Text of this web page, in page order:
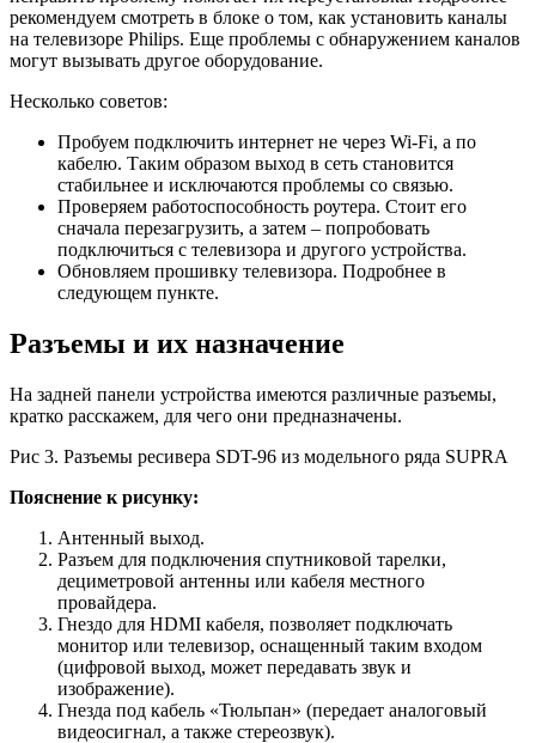
рекомендуем смотреть в блоке о том, как установить каналы
на телевизоре Philips. Еще проблемы с обнаружением каналов
могут вызывать другое оборудование.
Несколько советов:
Пробуем подключить интернет не через Wi-Fi, а по
кабелю. Таким образом выход в сеть становится
стабильнее и исключаются проблемы со связью.
Проверяем работоспособность роутера. Стоит его
сначала перезагрузить, а затем – попробовать
подключиться с телевизора и другого устройства.
Обновляем прошивку телевизора. Подробнее в
следующем пункте.
Разъемы и их назначение
На задней панели устройства имеются различные разъемы,
кратко расскажем, для чего они предназначены.
Рис 3. Разъемы ресивера SDT-96 из модельного ряда SUPRA
Пояснение к рисунку:
Антенный выход.
Разъем для подключения спутниковой тарелки,
дециметровой антенны или кабеля местного
провайдера.
Гнездо для HDMI кабеля, позволяет подключать
монитор или телевизор, оснащенный таким входом
(цифровой выход, может передавать звук и
изображение).
Гнезда под кабель «Тюльпан» (передает аналоговый
видеосигнал, а также стереозвук).